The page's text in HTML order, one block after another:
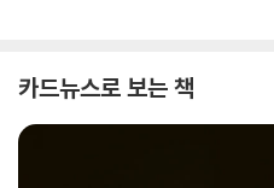
카드뉴스로 보는 책